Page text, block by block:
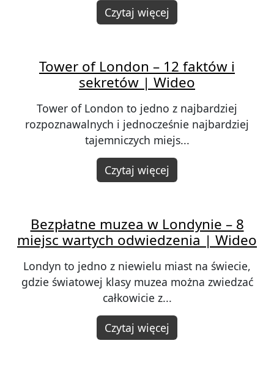
Czytaj więcej
Tower of London – 12 faktów i
sekretów | Wideo
Tower of London to jedno z najbardziej
rozpoznawalnych i jednocześnie najbardziej
tajemniczych miejs...
Czytaj więcej
Bezpłatne muzea w Londynie – 8
miejsc wartych odwiedzenia | Wideo
Londyn to jedno z niewielu miast na świecie,
gdzie światowej klasy muzea można zwiedzać
całkowicie z...
Czytaj więcej